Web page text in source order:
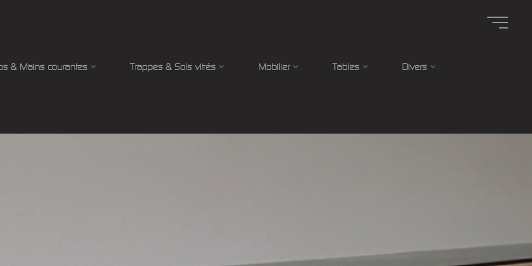
& Mains courantes Trappes & Sols vitrés Mobilier Tables Divers